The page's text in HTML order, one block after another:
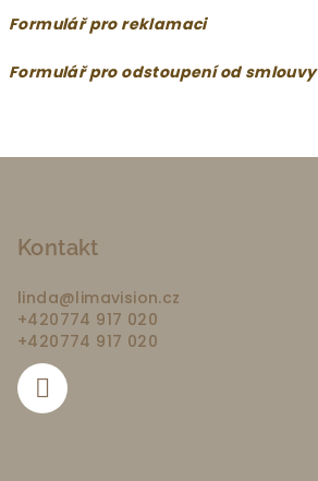
Formulář pro reklamaci
Formulář pro odstoupení od smlouvy
Kontakt
linda@limavision.cz
+420774 917 020
+420774 917 020